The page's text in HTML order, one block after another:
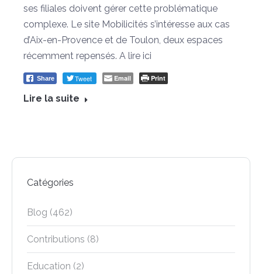
ses filiales doivent gérer cette problématique
complexe. Le site Mobilicités s’intéresse aux cas
d’Aix-en-Provence et de Toulon, deux espaces
récemment repensés. A lire ici
Share Tweet Email Print
Lire la suite
Catégories
Blog (462)
Contributions (8)
Education (2)